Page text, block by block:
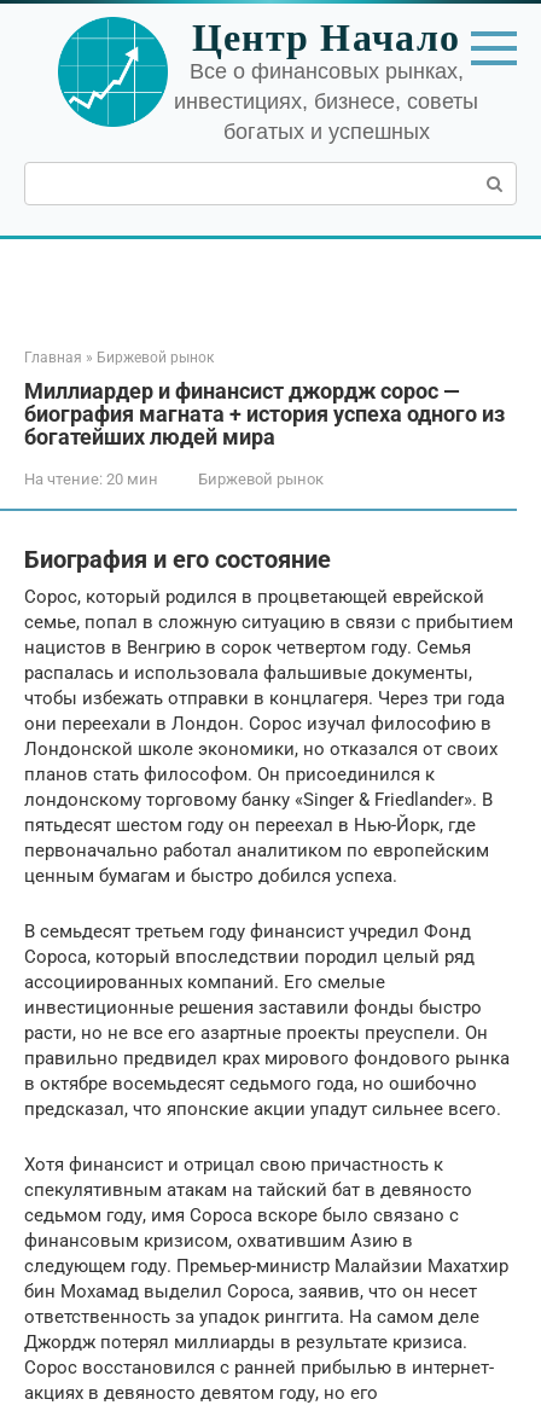
Перейти
контенту
Центр Начало
Все о финансовых рынках,
инвестициях, бизнесе, советы
богатых и успешных
Поиск:
Главная » Биржевой рынок
Миллиардер и финансист джордж сорос —
биография магната + история успеха одного из
богатейших людей мира
На чтение: 20 мин Биржевой рынок
Биография и его состояние
Сорос, который родился в процветающей еврейской
семье, попал в сложную ситуацию в связи с прибытием
нацистов в Венгрию в сорок четвертом году. Семья
распалась и использовала фальшивые документы,
чтобы избежать отправки в концлагеря. Через три года
они переехали в Лондон. Сорос изучал философию в
Лондонской школе экономики, но отказался от своих
планов стать философом. Он присоединился к
лондонскому торговому банку «Singer & Friedlander». В
пятьдесят шестом году он переехал в Нью-Йорк, где
первоначально работал аналитиком по европейским
ценным бумагам и быстро добился успеха.
В семьдесят третьем году финансист учредил Фонд
Сороса, который впоследствии породил целый ряд
ассоциированных компаний. Его смелые
инвестиционные решения заставили фонды быстро
расти, но не все его азартные проекты преуспели. Он
правильно предвидел крах мирового фондового рынка
в октябре восемьдесят седьмого года, но ошибочно
предсказал, что японские акции упадут сильнее всего.
Хотя финансист и отрицал свою причастность к
спекулятивным атакам на тайский бат в девяносто
седьмом году, имя Сороса вскоре было связано с
финансовым кризисом, охватившим Азию в
следующем году. Премьер-министр Малайзии Махатхир
бин Мохамад выделил Сороса, заявив, что он несет
ответственность за упадок ринггита. На самом деле
Джордж потерял миллиарды в результате кризиса.
Сорос восстановился с ранней прибылью в интернет-
акциях в девяносто девятом году, но его